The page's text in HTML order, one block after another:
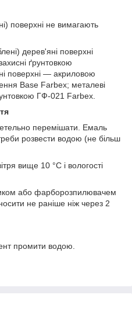
поверхні не вимагають
дерев'яні поверхні
ґрунтовкою
поверхні — акриловою
Base Farbex; металеві
ГФ-021 Farbex.
перемішати. Емаль
розвести водою (не більш
вище 10 °C і вологості
або фарборозпилювачем
не раніше ніж через 2
промити водою.